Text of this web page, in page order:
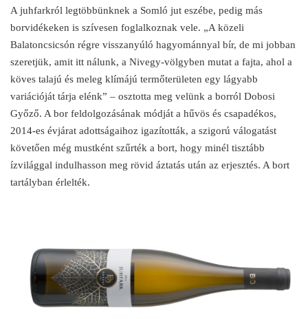
A juhfarkról legtöbbünknek a Somló jut eszébe, pedig más
borvidékeken is szívesen foglalkoznak vele. „A közeli
Balatoncsicsón régre visszanyúló hagyománnyal bír, de mi jobban
szeretjük, amit itt nálunk, a Nivegy-völgyben mutat a fajta, ahol a
köves talajú és meleg klímájú termőterületen egy lágyabb
variációját tárja elénk” – osztotta meg velünk a borról Dobosi
Győző. A bor feldolgozásának módját a hűvös és csapadékos,
2014-es évjárat adottságaihoz igazították, a szigorú válogatást
követően még mustként szűrték a bort, hogy minél tisztább
ízvilággal indulhasson meg rövid áztatás után az erjesztés. A bort
tartályban érlelték.